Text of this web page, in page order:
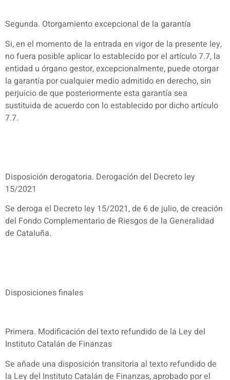
Segunda. Otorgamiento excepcional de la garantía
Si, en el momento de la entrada en vigor de la presente ley,
no fuera posible aplicar lo establecido por el artículo 7.7, la
entidad u órgano gestor, excepcionalmente, puede otorgar
la garantía por cualquier medio admitido en derecho, sin
perjuicio de que posteriormente esta garantía sea
sustituida de acuerdo con lo establecido por dicho artículo
7.7.
Disposición derogatoria. Derogación del Decreto ley
15/2021
Se deroga el Decreto ley 15/2021, de 6 de julio, de creación
del Fondo Complementario de Riesgos de la Generalidad
de Cataluña.
Disposiciones finales
Primera. Modificación del texto refundido de la Ley del
Instituto Catalán de Finanzas
Se añade una disposición transitoria al texto refundido de
la Ley del Instituto Catalán de Finanzas, aprobado por el